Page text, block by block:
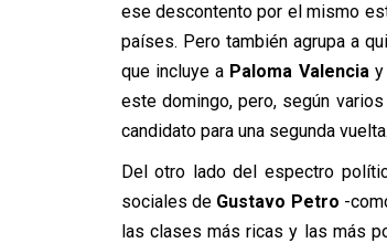
ese descontento por el mismo
países. Pero también agrupa a
que incluye a Paloma Valenciay
este domingo, pero, según
candidato para una segunda vuelta.
Del otro lado del espectro
sociales de Gustavo Petro -
las clases más ricas y las más